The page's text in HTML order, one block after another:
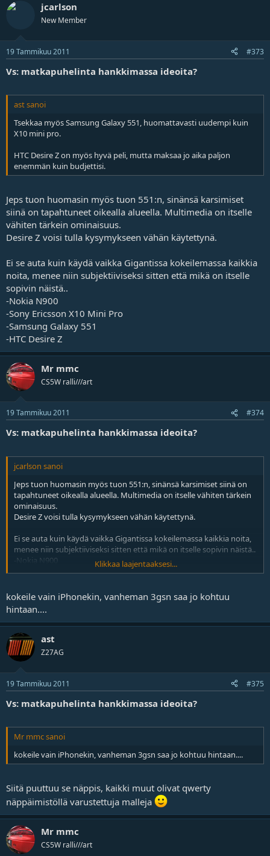
jcarlson
New Member
19 Tammikuu 2011 #373
Vs: matkapuhelinta hankkimassa ideoita?
ast sanoi
Tsekkaa myös Samsung Galaxy 551, huomattavasti uudempi kuin
X10 mini pro.
HTC Desire Z on myös hyvä peli, mutta maksaa jo aika paljon
enemmän kuin budjettisi.
Jeps tuon huomasin myös tuon 551:n, sinänsä karsimiset
siinä on tapahtuneet oikealla alueella. Multimedia on itselle
vähiten tärkein ominaisuus.
Desire Z voisi tulla kysymykseen vähän käytettynä.
Ei se auta kuin käydä vaikka Gigantissa kokeilemassa kaikkia
noita, menee niin subjektiiviseksi sitten että mikä on itselle
sopivin näistä..
-Nokia N900
-Sony Ericsson X10 Mini Pro
-Samsung Galaxy 551
-HTC Desire Z
Mr mmc
CS5W ralli///art
19 Tammikuu 2011 #374
Vs: matkapuhelinta hankkimassa ideoita?
jcarlson sanoi
Jeps tuon huomasin myös tuon 551:n, sinänsä karsimiset siinä on
tapahtuneet oikealla alueella. Multimedia on itselle vähiten tärkein
ominaisuus.
Desire Z voisi tulla kysymykseen vähän käytettynä.
Ei se auta kuin käydä vaikka Gigantissa kokeilemassa kaikkia noita,
menee niin subjektiiviseksi sitten että mikä on itselle sopivin näistä..
-Nokia N900
-Sony Ericsson X10 Mini Pro
-HTC Desire Z
Klikkaa laajentaaksesi...
kokeile vain iPhonekin, vanheman 3gsn saa jo kohtuu
hintaan....
ast
Z27AG
19 Tammikuu 2011 #375
Vs: matkapuhelinta hankkimassa ideoita?
Mr mmc sanoi
kokeile vain iPhonekin, vanheman 3gsn saa jo kohtuu hintaan....
Siitä puuttuu se näppis, kaikki muut olivat qwerty
näppäimistöllä varustettuja malleja
Mr mmc
CS5W ralli///art